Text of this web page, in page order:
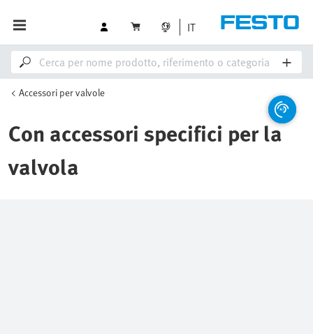
IT
Accessori per valvole
Con accessori specifici per la
valvola